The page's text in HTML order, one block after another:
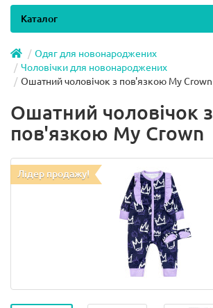
Каталог
Одяг для новонароджених
Чоловічки для новонароджених
Ошатний чоловічок з пов'язкою My Crown
Ошатний чоловічок з
пов'язкою My Crown
Лідер продажу!